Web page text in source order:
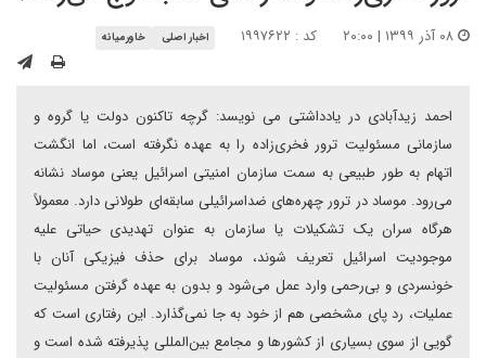
کد : ۱۹۹۷۶۲۲ اخبار اصلی خاورمیانه
احمد زیدآبادی در یادداشتی می نویسد: گرچه تاکنون دولت یا گروه و
سازمانی مسئولیت ترور فخری‌زاده را به عهده نگرفته است، اما انگشت
اتهام به طور طبیعی به سمت سازمان امنیتی اسرائیل یعنی موساد نشانه
می‌رود. موساد در ترور چهره‌های ضداسرائیلی سابقه‌ای طولانی دارد. معمولاً
هرگاه سران یک تشکیلات یا سازمان به عنوان تهدیدی حیاتی علیه
موجودیت اسرائیل تعریف شوند، موساد برای حذف فیزیکی آنان با
خونسردی و بی‌رحمی وارد عمل می‌شود و بدون به عهده گرفتن مسئولیت
عملیات، رد پای مشخصی هم از خود به جا نمی‌گذارد. این رفتاری است که
گویی از سوی بسیاری از کشورها و مجامع بین‌المللی پذیرفته شده است و